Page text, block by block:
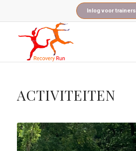
Inlog voor trainers
ACTIVITEITEN